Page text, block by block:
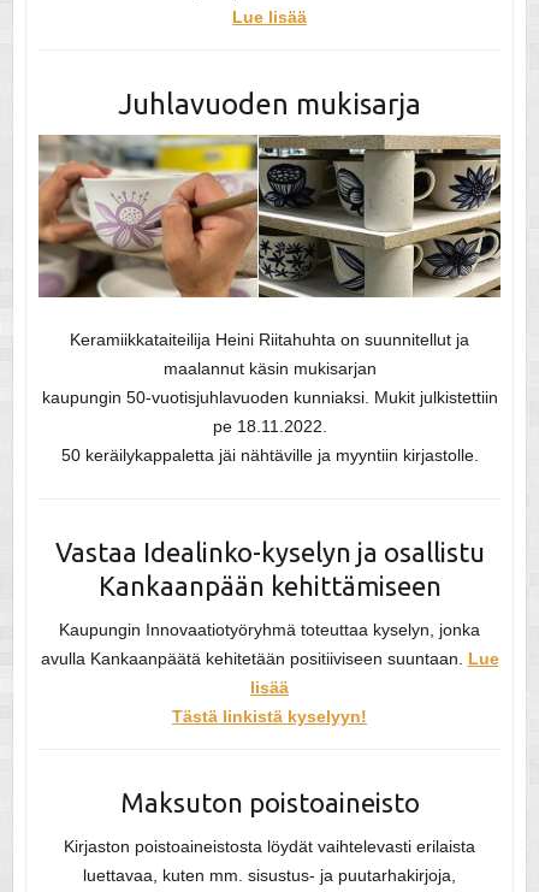
Lue lisää
Juhlavuoden mukisarja
Keramiikkataiteilija Heini Riitahuhta on suunnitellut ja
maalannut käsin mukisarjan
kaupungin 50-vuotisjuhlavuoden kunniaksi. Mukit julkistettiin
pe 18.11.2022.
50 keräilykappaletta jäi nähtäville ja myyntiin kirjastolle.
Vastaa Idealinko-kyselyn ja osallistu
Kankaanpään kehittämiseen
Kaupungin Innovaatiotyöryhmä toteuttaa kyselyn, jonka
avulla Kankaanpäätä kehitetään positiiviseen suuntaan. Lue
lisää
Tästä linkistä kyselyyn!
Maksuton poistoaineisto
Kirjaston poistoaineistosta löydät vaihtelevasti erilaista
luettavaa, kuten mm. sisustus- ja puutarhakirjoja,